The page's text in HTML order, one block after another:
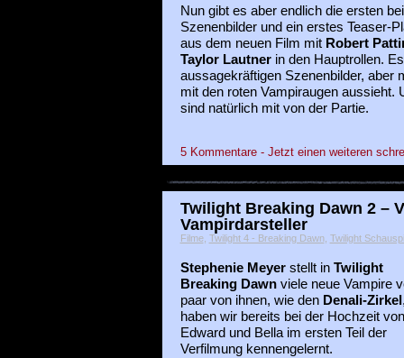
Nun gibt es aber endlich die ersten
Szenenbilder und ein erstes Teaser-
aus dem neuen Film mit Robert
Taylor Lautnerin den Hauptrollen.
aussagekräftigen Szenenbilder, aber
mit den roten Vampiraugen aussieht.
sind natürlich mit von der Partie.
5 Kommentare - Jetzt einen weiteren
Twilight Breaking Dawn 2 –
Vampirdarsteller
Filme, Twilight 4 - Breaking Dawn, Twilight
Stephenie Meyerstellt in Twilight
Breaking Dawnviele neue Vampire
paar von ihnen, wie den Denali-Zirkel
haben wir bereits bei der Hochzeit von
Edward und Bella im ersten Teil der
Verfilmung kennengelernt.